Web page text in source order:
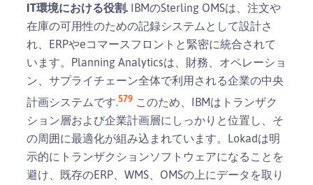
IT環境における役割. IBMのSterling OMSは、注文や
在庫の可用性のための記録システムとして設計さ
れ、ERPやeコマースフロントと緊密に統合されて
います。Planning Analyticsは、財務、オペレーショ
ン、サプライチェーン全体で利用される企業の中央
計画システムです.579 このため、IBMはトランザク
ション層および企業計画層にしっかりと位置し、そ
の周囲に最適化が組み込まれています。Lokadは明
示的にトランザクションソフトウェアになることを
避け、既存のERP、WMS、OMSの上にデータを取り